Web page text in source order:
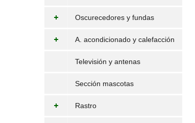
Oscurecedores y fundas
A. acondicionado y calefacción
Televisión y antenas
Sección mascotas
Rastro